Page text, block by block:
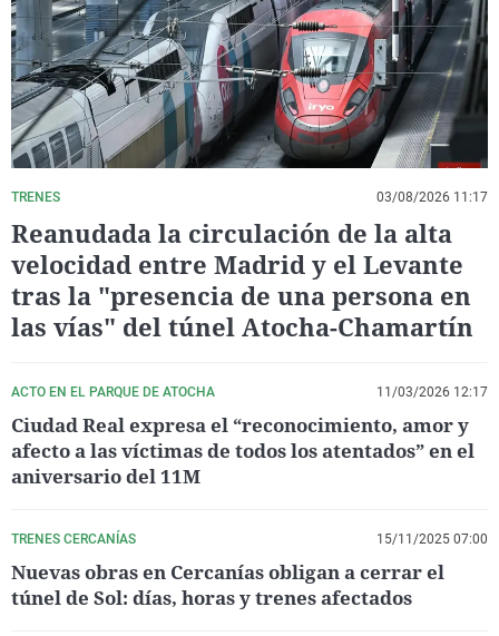
La rosa de los vientos
Gente viajera
Como el perro y el
Caso
Retornados
Equipo de
Operación Viuda
Extremadura
Galicia
La Rioja
Navarra
País Vasco
Virales
Televisión
Elecciones
TRENES 03/08/2026 11:17
Reanudada la circulación de la alta
velocidad entre Madrid y el Levante
tras la "presencia de una persona en
las vías" del túnel Atocha-Chamartín
ACTO EN EL PARQUE DE ATOCHA 11/03/2026 12:17
Ciudad Real expresa el “reconocimiento, amor y
afecto a las víctimas de todos los atentados” en el
aniversario del 11M
TRENES CERCANÍAS 15/11/2025 07:00
Nuevas obras en Cercanías obligan a cerrar el
túnel de Sol: días, horas y trenes afectados